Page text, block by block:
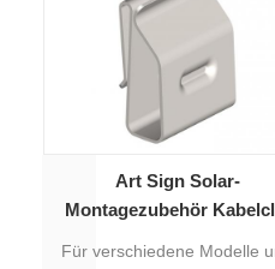
Art Sign Solar-
Montagezubehör
Für verschiedene Modelle